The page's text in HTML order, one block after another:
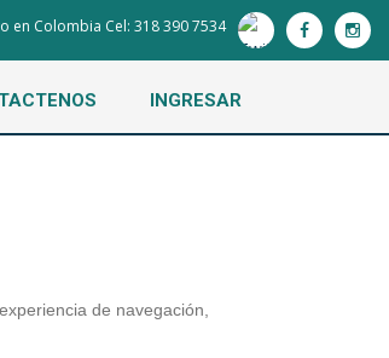
en Colombia Cel: 318 390 7534
INGRESAR
de navegación,